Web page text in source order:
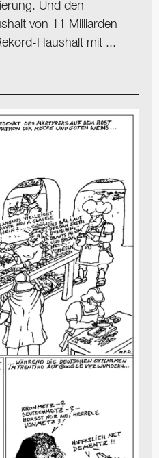
Und den
von 11 Milliarden
Haushalt mit ...